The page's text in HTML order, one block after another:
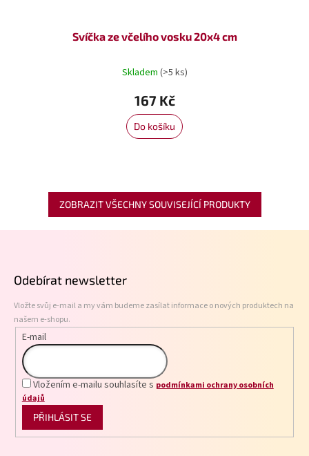
Svíčka ze včelího vosku 20x4 cm
Skladem (>5 ks)
167 Kč
Do košíku
ZOBRAZIT VŠECHNY SOUVISEJÍCÍ PRODUKTY
Odebírat newsletter
Vložte svůj e-mail a my vám budeme zasílat informace o nových produktech na
našem e-shopu.
E-mail
Vložením e-mailu souhlasíte s podmínkami ochrany osobních
údajů
PŘIHLÁSIT SE